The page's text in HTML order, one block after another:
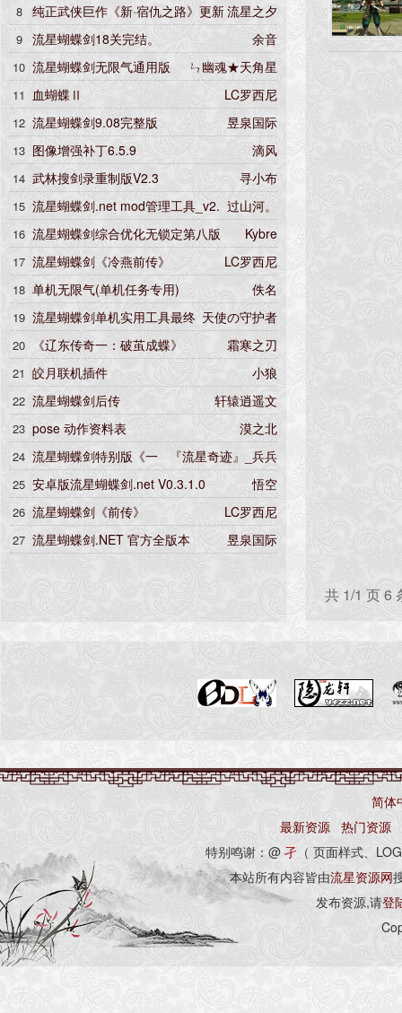
共 1/1 页 6
版
8 流星之夕
纯正武侠巨作《新·宿仇之路》更新
5.22版
9 余音
流星蝴蝶剑18关完结。
10 ㄣ幽魂★天角星
流星蝴蝶剑无限气通用版
11 LC罗西尼
血蝴蝶Ⅱ
12 昱泉国际
流星蝴蝶剑9.08完整版
13 滴风
图像增强补丁6.5.9
14 寻小布
武林搜剑录重制版V2.3
15 过山河。
流星蝴蝶剑.net mod管理工具_v2.
6.0
16 Kybre
流星蝴蝶剑综合优化无锁定第八版
17 LC罗西尼
流星蝴蝶剑《冷燕前传》
18 佚名
单机无限气(单机任务专用)
19 天使の守护者
流星蝴蝶剑单机实用工具最终
版
20 霜寒之刃
《辽东传奇一：破茧成蝶》
21 小狼
皎月联机插件
22 轩辕逍遥文
流星蝴蝶剑后传
23 漠之北
pose 动作资料表
24 『流星奇迹』_兵兵
流星蝴蝶剑特别版《一
念江湖》全套珍藏集
25 悟空
安卓版流星蝴蝶剑.net V0.3.1.0
26 LC罗西尼
流星蝴蝶剑《前传》
27 昱泉国际
流星蝴蝶剑.NET 官方全版本
简体
最新资源 热门资源
特别鸣谢：@ 孑 （ 页面样式、
本站所有内容皆由流星资源网
发布资源,请登